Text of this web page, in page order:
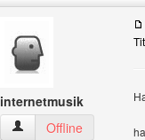
internetmusik
internetmusik Benutzer-
Offline